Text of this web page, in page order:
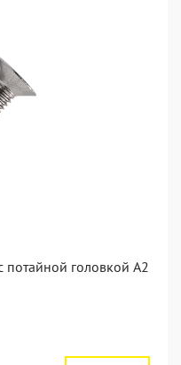
головкой А2